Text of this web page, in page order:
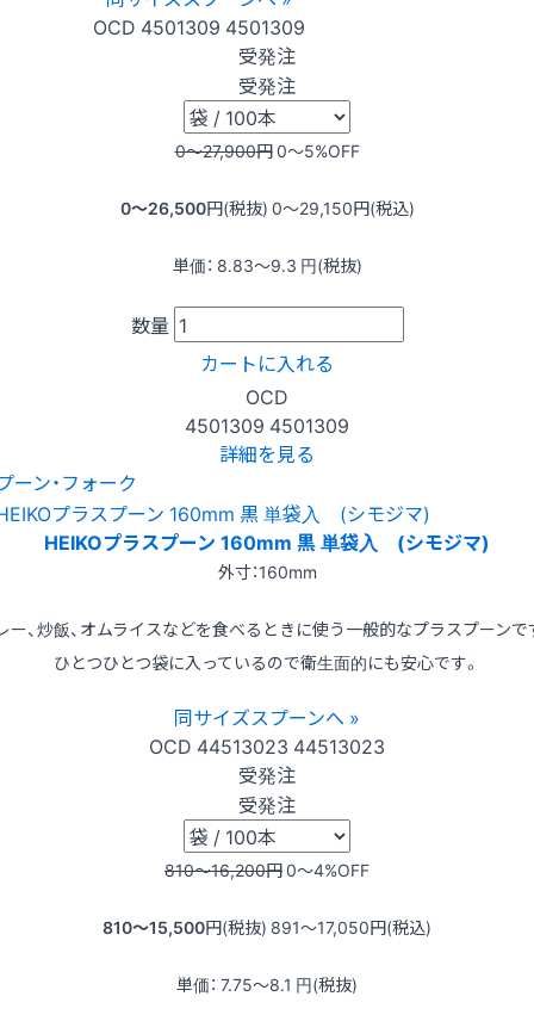
OCD 4501309 4501309
受発注
受発注
0〜27,900円0〜5%OFF
0〜26,500円(税抜) 0〜29,150円(税込)
単価： 8.83〜9.3 円(税抜)
数量
カートに入れる
OCD
4501309 4501309
詳細を見る
ーン・フォーク
HEIKOプラスプーン 160mm 黒 単袋入 (シモジマ)
外寸：160mm
ー、炒飯、オムライスなどを食べるときに使う一般的なプラスプーンで
ひとつひとつ袋に入っているので衛生面的にも安心です。
同サイズスプーンへ »
OCD 44513023 44513023
受発注
受発注
810〜16,200円0〜4%OFF
810〜15,500円(税抜) 891〜17,050円(税込)
単価： 7.75〜8.1 円(税抜)